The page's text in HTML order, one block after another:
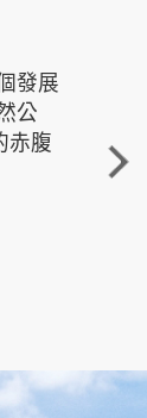
發展
公
赤腹
重
走進